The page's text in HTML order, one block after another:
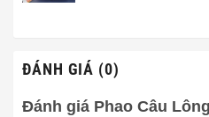
ĐÁNH GIÁ (0)
Đánh giá Phao Câu